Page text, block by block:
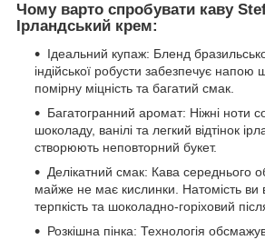
Чому варто спробувати каву
Ірландський крем:
Ідеальний купаж: Бленд
індійської робусти забезпечує напою
помірну міцність та багатий смак.
Багатогранний аромат: Ніжні ноти
шоколаду, ванілі та легкий відтінок
створюють неповторний букет.
Делікатний смак: Кава середнього
майже не має кислинки. Натомість ви
терпкість та шоколадно-горіховий
Розкішна пінка: Технологія